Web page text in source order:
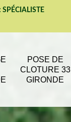
SPÉCIALISTE
POSE DE
CLOTURE 33
GIRONDE